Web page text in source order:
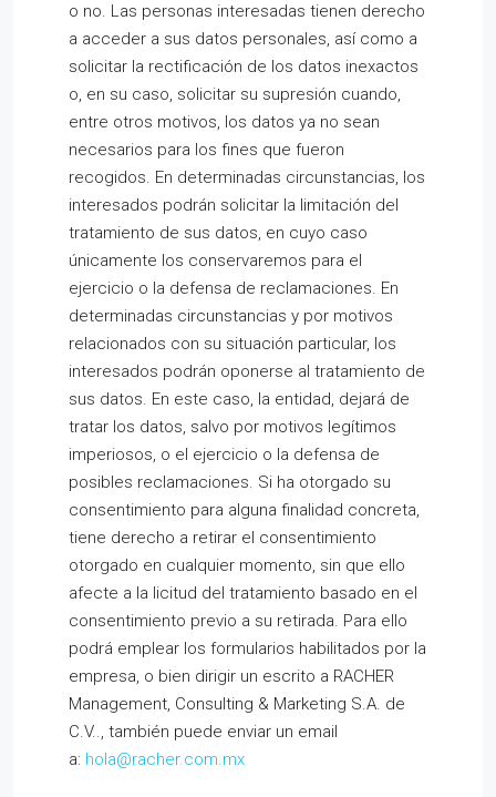
o no. Las personas interesadas tienen derecho
a acceder a sus datos personales, así como a
solicitar la rectificación de los datos inexactos
o, en su caso, solicitar su supresión cuando,
entre otros motivos, los datos ya no sean
necesarios para los fines que fueron
recogidos. En determinadas circunstancias, los
interesados podrán solicitar la limitación del
tratamiento de sus datos, en cuyo caso
únicamente los conservaremos para el
ejercicio o la defensa de reclamaciones. En
determinadas circunstancias y por motivos
relacionados con su situación particular, los
interesados podrán oponerse al tratamiento de
sus datos. En este caso, la entidad, dejará de
tratar los datos, salvo por motivos legítimos
imperiosos, o el ejercicio o la defensa de
posibles reclamaciones. Si ha otorgado su
consentimiento para alguna finalidad concreta,
tiene derecho a retirar el consentimiento
otorgado en cualquier momento, sin que ello
afecte a la licitud del tratamiento basado en el
consentimiento previo a su retirada. Para ello
podrá emplear los formularios habilitados por la
empresa, o bien dirigir un escrito a RACHER
Management, Consulting & Marketing S.A. de
C.V.., también puede enviar un email
a: hola@racher.com.mx